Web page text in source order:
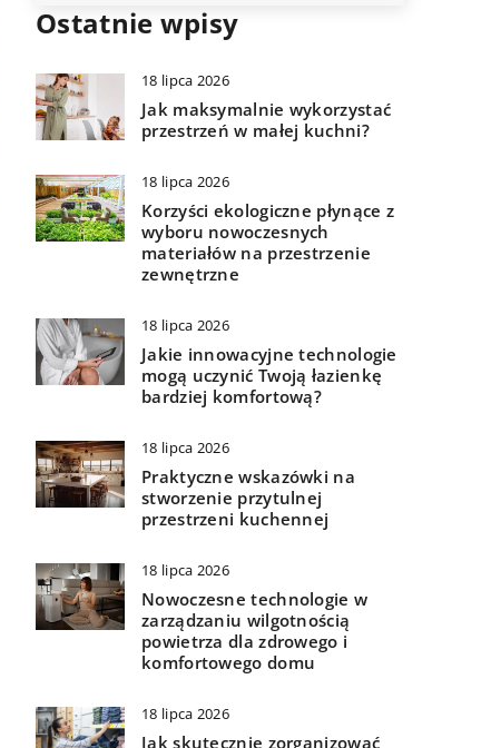
Ostatnie wpisy
18 lipca 2026
Jak maksymalnie wykorzystać
przestrzeń w małej kuchni?
18 lipca 2026
Korzyści ekologiczne płynące z
wyboru nowoczesnych
materiałów na przestrzenie
zewnętrzne
18 lipca 2026
Jakie innowacyjne technologie
mogą uczynić Twoją łazienkę
bardziej komfortową?
18 lipca 2026
Praktyczne wskazówki na
stworzenie przytulnej
przestrzeni kuchennej
18 lipca 2026
Nowoczesne technologie w
zarządzaniu wilgotnością
powietrza dla zdrowego i
komfortowego domu
18 lipca 2026
Jak skutecznie zorganizować